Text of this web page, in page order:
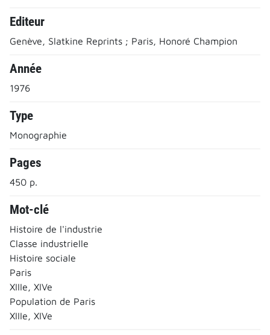
Editeur
Genève, Slatkine Reprints ; Paris, Honoré Champion
Année
1976
Type
Monographie
Pages
450 p.
Mot-clé
Histoire de l'industrie
Classe industrielle
Histoire sociale
Paris
XIIIe, XIVe
Population de Paris
XIIIe, XIVe